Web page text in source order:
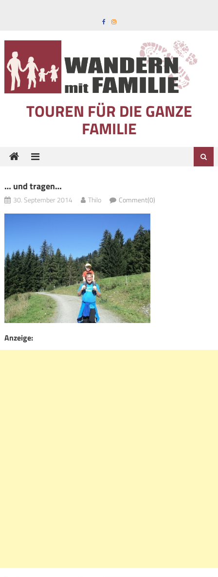
TOUREN FÜR DIE GANZE
FAMILIE
… und tragen…
30. September 2014 Thilo Comment(0)
Anzeige: